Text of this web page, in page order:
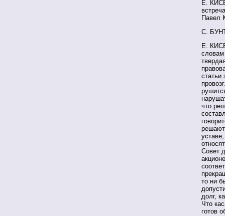
Е.
Павел
С.
Е.
словам
статьи
что
Совет
то ни
долг,
Что
готов